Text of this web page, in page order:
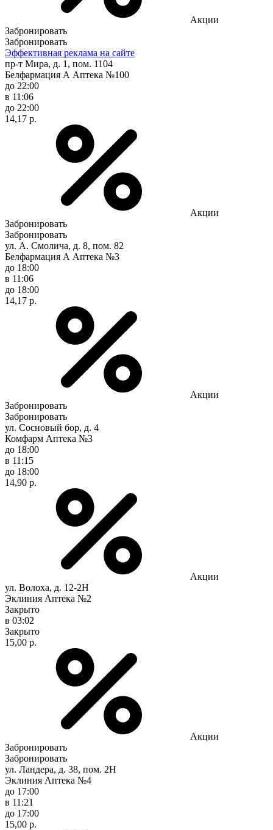
Акции
Забронировать
Забронировать
Эффективная реклама на сайте
пр-т Мира, д. 1, пом. 1104
Белфармация А Аптека №100
до 22:00
в 11:06
до 22:00
14,17 р.
Акции
Забронировать
Забронировать
ул. А. Смолича, д. 8, пом. 82
Белфармация А Аптека №3
до 18:00
в 11:06
до 18:00
14,17 р.
Акции
Забронировать
Забронировать
ул. Сосновый бор, д. 4
Комфарм Аптека №3
до 18:00
в 11:15
до 18:00
14,90 р.
Акции
ул. Волоха, д. 12-2Н
Эклиния Аптека №2
Закрыто
в 03:02
Закрыто
15,00 р.
Акции
Забронировать
Забронировать
ул. Ландера, д. 38, пом. 2Н
Эклиния Аптека №4
до 17:00
в 11:21
до 17:00
15,00 р.